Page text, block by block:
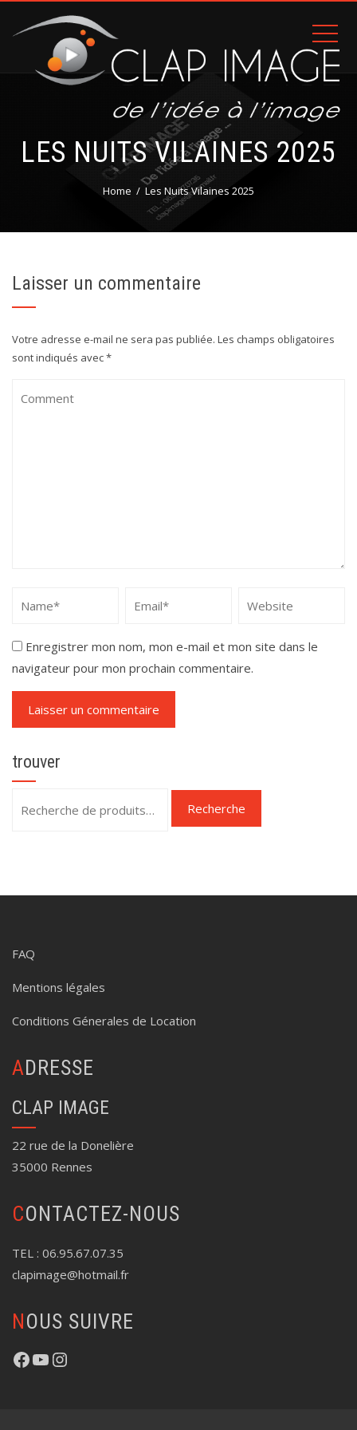
LES NUITS VILAINES 2025
Home Les Nuits Vilaines 2025
Laisser un commentaire
Votre adresse e-mail ne sera pas publiée. Les champs obligatoires
sont indiqués avec*
Enregistrer mon nom, mon e-mail et mon site dans le
navigateur pour mon prochain commentaire.
trouver
pour :
Recherche
FAQ
Mentions légales
Conditions Génerales de Location
ADRESSE
CLAP IMAGE
22 rue de la Donelière
35000 Rennes
CONTACTEZ-NOUS
TEL : 06.95.67.07.35
clapimage@hotmail.fr
NOUS SUIVRE
https://www.facebook.com/profile.php?id=100087627971632
YouTube
Instagram